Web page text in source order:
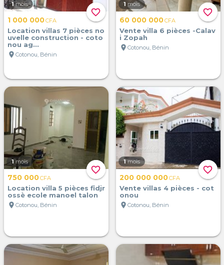
favorite_border
1 mois
1 000 000CFA
Location villas 7 pièces no
uvelle construction - coto
nou ag...
location_on Cotonou, Bénin
favorite_border
1 mois
60 000 000CFA
Vente villa 6 pièces -Calav
i Zopah
location_on Cotonou, Bénin
favorite_border
1 mois
750 000CFA
Location villa 5 pièces fidjr
ossè ecole manoel talon
location_on Cotonou, Bénin
favorite_border
1 mois
200 000 000CFA
Vente villas 4 pièces - cot
onou
location_on Cotonou, Bénin